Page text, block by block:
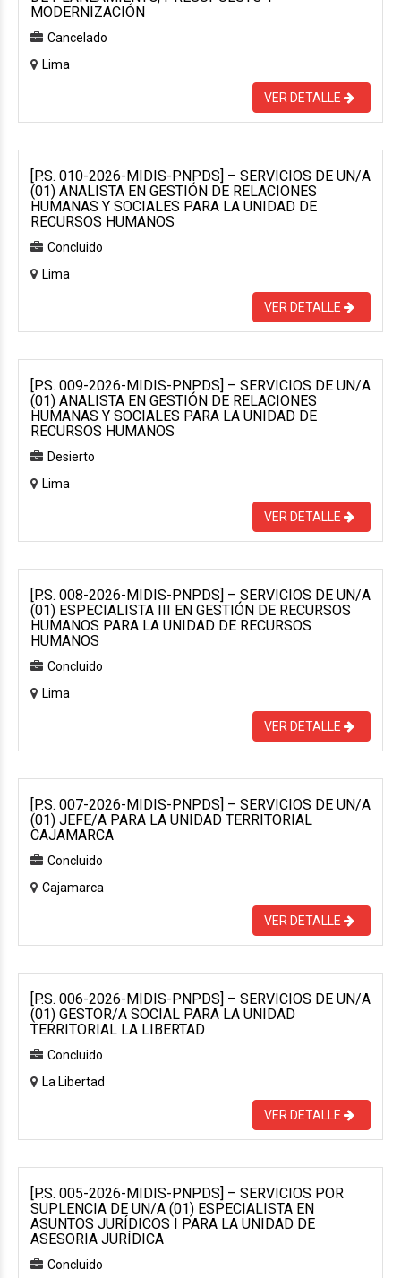
MODERNIZACIÓN
Cancelado
Lima
VER DETALLE
[P.S. 010-2026-MIDIS-PNPDS] – SERVICIOS DE UN/A
(01) ANALISTA EN GESTIÓN DE RELACIONES
HUMANAS Y SOCIALES PARA LA UNIDAD DE
RECURSOS HUMANOS
Concluido
Lima
VER DETALLE
[P.S. 009-2026-MIDIS-PNPDS] – SERVICIOS DE UN/A
(01) ANALISTA EN GESTIÓN DE RELACIONES
HUMANAS Y SOCIALES PARA LA UNIDAD DE
RECURSOS HUMANOS
Desierto
Lima
VER DETALLE
[P.S. 008-2026-MIDIS-PNPDS] – SERVICIOS DE UN/A
(01) ESPECIALISTA III EN GESTIÓN DE RECURSOS
HUMANOS PARA LA UNIDAD DE RECURSOS
HUMANOS
Concluido
Lima
VER DETALLE
[P.S. 007-2026-MIDIS-PNPDS] – SERVICIOS DE UN/A
(01) JEFE/A PARA LA UNIDAD TERRITORIAL
CAJAMARCA
Concluido
Cajamarca
VER DETALLE
[P.S. 006-2026-MIDIS-PNPDS] – SERVICIOS DE UN/A
(01) GESTOR/A SOCIAL PARA LA UNIDAD
TERRITORIAL LA LIBERTAD
Concluido
La Libertad
VER DETALLE
[P.S. 005-2026-MIDIS-PNPDS] – SERVICIOS POR
SUPLENCIA DE UN/A (01) ESPECIALISTA EN
ASUNTOS JURÍDICOS I PARA LA UNIDAD DE
ASESORIA JURÍDICA
Concluido